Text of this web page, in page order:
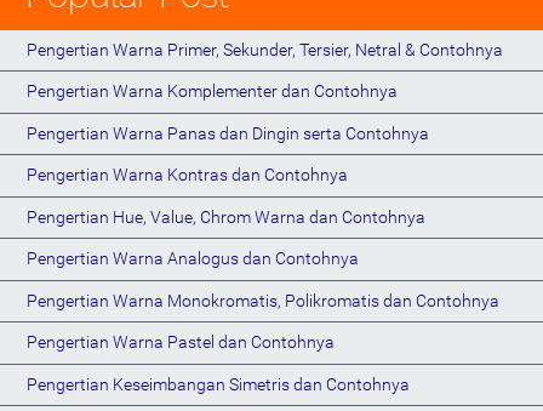
Pengertian Warna Primer, Sekunder, Tersier, Netral & Contohnya
Pengertian Warna Komplementer dan Contohnya
Pengertian Warna Panas dan Dingin serta Contohnya
Pengertian Warna Kontras dan Contohnya
Pengertian Hue, Value, Chrom Warna dan Contohnya
Pengertian Warna Analogus dan Contohnya
Pengertian Warna Monokromatis, Polikromatis dan Contohnya
Pengertian Warna Pastel dan Contohnya
Pengertian Keseimbangan Simetris dan Contohnya